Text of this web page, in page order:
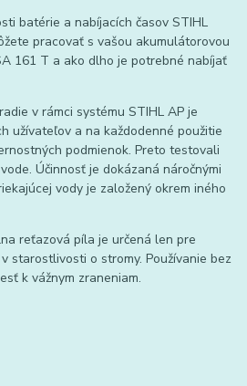
batérie a nabíjacích časov STIHL
pracovať s vašou akumulátorovou
161 T a ako dlho je potrebné nabíjať
v rámci systému STIHL AP je
užívateľov a na každodenné použitie
podmienok. Preto testovali
Účinnosť je dokázaná náročnými
vody je založený okrem iného
reťazová píla je určená len pre
starostlivosti o stromy. Používanie bez
k vážnym zraneniam.